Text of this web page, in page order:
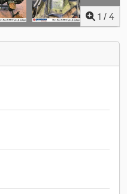
1 / 4